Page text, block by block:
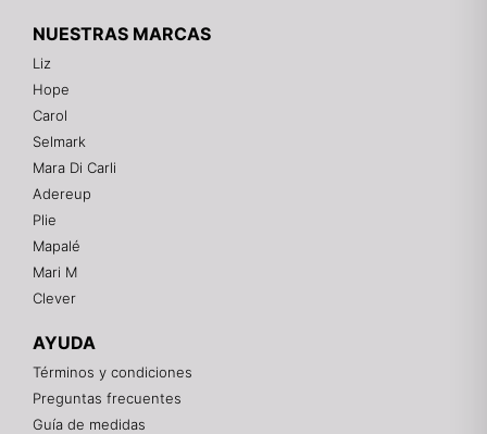
NUESTRAS MARCAS
Liz
Hope
Carol
Selmark
Mara Di Carli
Adereup
Plie
Mapalé
Mari M
Clever
AYUDA
Términos y condiciones
Preguntas frecuentes
Guía de medidas
¡Hola! 👋
Gracias por visitarnos. Te asesoramos
personalmente con tu compra: tallas, envíos y
pagos.
Recuerda: 10% de descuento en tu primera compra
Contáctanos por el canal que prefieras 💕
WhatsApp